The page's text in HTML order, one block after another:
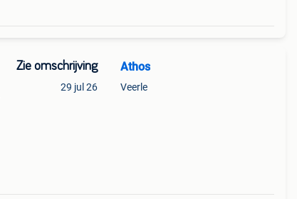
Zie omschrijving
29 jul 26
Athos
Veerle